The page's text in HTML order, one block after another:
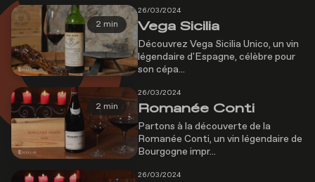
2 min
26/03/2024
Vega Sicilia
Découvrez Vega Sicilia Unico, un vin
légendaire d'Espagne, célèbre pour
son cépa...
2 min
26/03/2024
Romanée Conti
Partons à la découverte de la
Romanée Conti, un vin légendaire de
Bourgogne impr...
26/03/2024